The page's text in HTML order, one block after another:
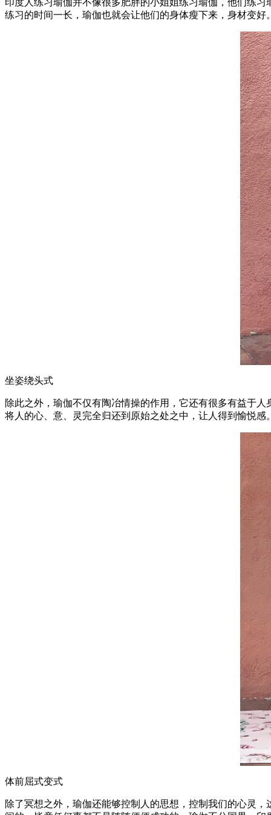
练习的时间一长，瑜伽也就会让他们的身体瘦下来，身材变
坐姿绕头式
除此之外，瑜伽不仅有陶冶情操的作用，它还有很多有益于
将人的心、意、灵完全归还到原始之处之中，让人得到愉悦感
体前屈式变式
除了冥想之外，瑜伽还能够控制人的思想，控制我们的心灵